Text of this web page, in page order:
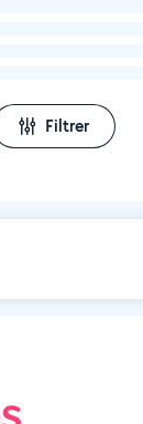
Filtrer